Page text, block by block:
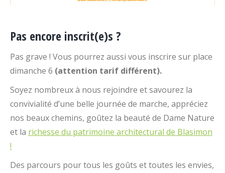
Pas encore inscrit(e)s ?
Pas grave ! Vous pourrez aussi vous inscrire sur place
dimanche 6 (attention tarif différent).
Soyez nombreux à nous rejoindre et savourez la
convivialité d’une belle journée de marche, appréciez
nos beaux chemins, goûtez la beauté de Dame Nature
et la richesse du patrimoine architectural de Blasimon
!
Des parcours pour tous les goûts et toutes les envies,